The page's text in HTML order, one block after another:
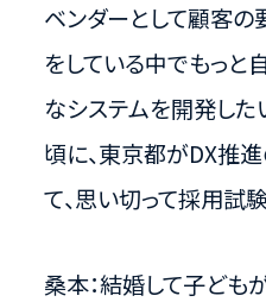
ベンダーとして顧客
をしている中でもっと
なシステムを開発した
頃に、東京都がDX推
て、思い切って採用試
桑本：結婚して子ども